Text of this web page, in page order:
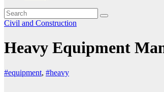
Civil and Construction
Heavy Equipment
#equipment, #heavy